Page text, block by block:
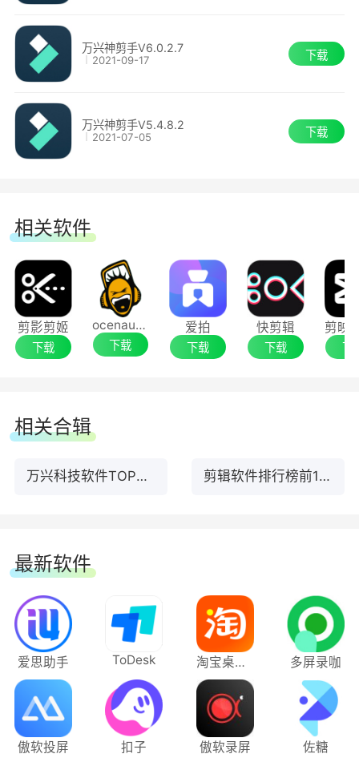
万兴神剪手V6.0.2.7
2021-09-17 下载
万兴神剪手V5.4.8.2
2021-07-05 下载
相关软件
剪影剪姬
下载
ocenaudio
下载
爱拍
下载
快剪辑
下载 下
相关合辑
万兴科技软件TOP前19名下载 剪辑软件排行榜前10名下载
最新软件
爱思助手 ToDesk 淘宝桌面版 多屏录咖
傲软投屏 扣子 傲软录屏 佐糖